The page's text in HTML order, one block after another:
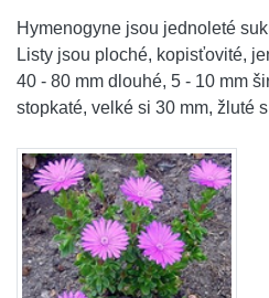
Hymenogyne jsou jednoleté
Listy jsou ploché, kopisťovité,
40 - 80 mm dlouhé, 5 - 10 mm
stopkaté, velké si 30 mm, žluté